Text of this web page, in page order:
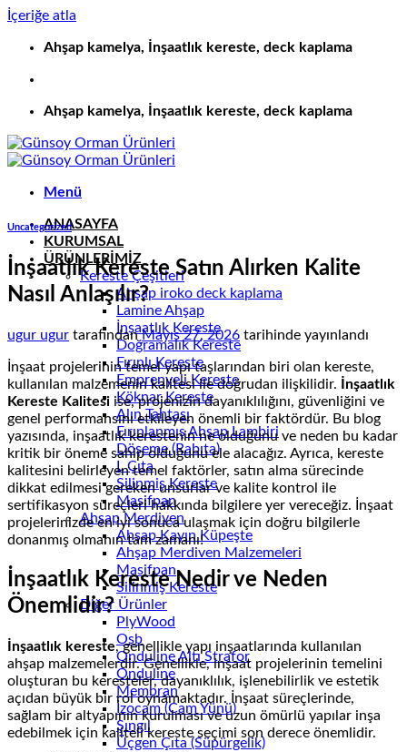
İçeriğe atla
Ahşap kamelya, İnşaatlık kereste, deck kaplama
Ahşap kamelya, İnşaatlık kereste, deck kaplama
Menü
ANASAYFA
KURUMSAL
ÜRÜNLERİMİZ
Kereste Çeşitleri
Ahşap iroko deck kaplama
Lamine Ahşap
İnşaatlık Kereste
Doğramalık Kereste
Fırınlı Kereste
Emprenyeli Kereste
Köknar Kereste
Alın Tahtası
Fırınlanmış Ahşap Lambiri
Döşeme (Rabıta)
L Çıta
Silinmiş Kereste
Masifpan
Ahşap Merdiven
Ahşap Kayın Küpeşte
Ahşap Merdiven Malzemeleri
Masifpan
Silinmiş Kereste
Diğer Ürünler
PlyWood
Osb
Onduline Altı Strafor
Onduline
Membran
İzocam (Cam Yünü)
Şıngıl
Üçgen Çıta (Süpürgelik)
Uncategorized
İnşaatlık Kereste Satın Alırken Kalite
Nasıl Anlaşılır?
ugur ugur tarafından Mayıs 27, 2026 tarihinde yayınlandı
İnşaat projelerinin temel yapı taşlarından biri olan kereste,
kullanılan malzemenin kalitesi ile doğrudan ilişkilidir.
İnşaatlık
Kereste Kalitesi ise, projenizin dayanıklılığını, güvenliğini ve
genel performansını etkileyen önemli bir faktördür. Bu blog
yazısında, inşaatlık kerestenin ne olduğunu ve neden bu kadar
kritik bir öneme sahip olduğunu ele alacağız. Ayrıca, kereste
kalitesini belirleyen temel faktörler, satın alma sürecinde
dikkat edilmesi gereken unsurlar ve kalite kontrol ile
sertifikasyon süreçleri hakkında bilgilere yer vereceğiz. İnşaat
projelerinizde en iyi sonuca ulaşmak için doğru bilgilerle
donanmış olmanın tam zamanı!
İnşaatlık Kereste Nedir ve Neden
Önemlidir?
İnşaatlık kereste, genellikle yapı inşaatlarında kullanılan
ahşap malzemelerdir. Genellikle, inşaat projelerinin temelini
oluşturan bu keresteler, dayanıklılık, işlenebilirlik ve estetik
açıdan büyük bir rol oynamaktadır. İnşaat süreçlerinde,
sağlam bir altyapının kurulması ve uzun ömürlü yapılar inşa
edebilmek için kaliteli kereste seçimi son derece önemlidir.